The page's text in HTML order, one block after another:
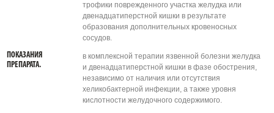
трофики поврежденного участка желудка или
двенадцатиперстной кишки в результате
образования дополнительных кровеносных
сосудов.
ПОКАЗАНИЯ
ПРЕПАРАТА.
в комплексной терапии язвенной болезни желудка
и двенадцатиперстной кишки в фазе обострения,
независимо от наличия или отсутствия
хеликобактерной инфекции, а также уровня
кислотности желудочного содержимого.